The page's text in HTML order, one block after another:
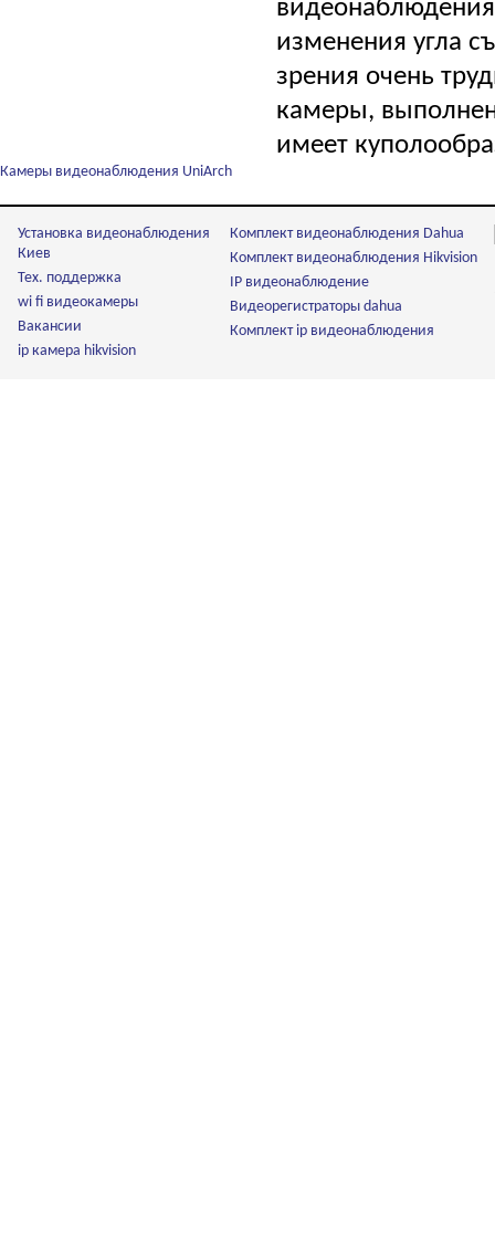
изменения угла
зрения очень
камеры,
имеет
Камеры видеонаблюдения UniArch
Установка видеонаблюдения
Киев
Тех. поддержка
wi fi видеокамеры
Вакансии
ip камера hikvision
Комплект видеонаблюдения Dahua
Комплект видеонаблюдения Hikvision
IP видеонаблюдение
Видеорегистраторы dahua
Комплект ip видеонаблюдения